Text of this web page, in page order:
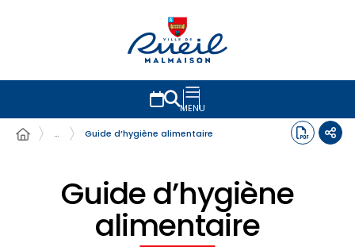
MENU
…
Guide d’hygiène alimentaire
Guide d’hygiène
alimentaire